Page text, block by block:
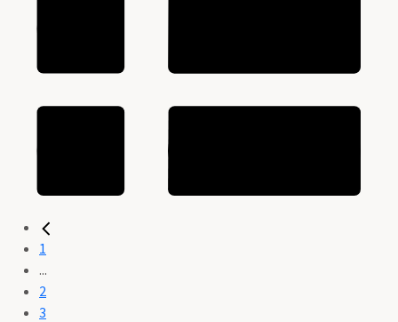
1
...
2
3